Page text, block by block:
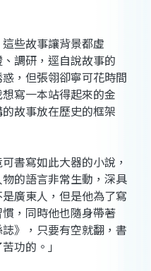
些故事讓背景都虛
調研，逕自說故事的
，但張翎卻寧可花時間
寫一本站得起來的金
故事放在歷史的框架
寫如此大器的小說，
的語言非常生動，深具
廣東人，但是他為了寫
，同時他也隨身帶著
》，只要有空就翻，書
功的。」